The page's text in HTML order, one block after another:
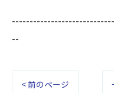
--
< 前のページ